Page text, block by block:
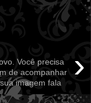
›
Você precisa
de acompanhar
imagem fala